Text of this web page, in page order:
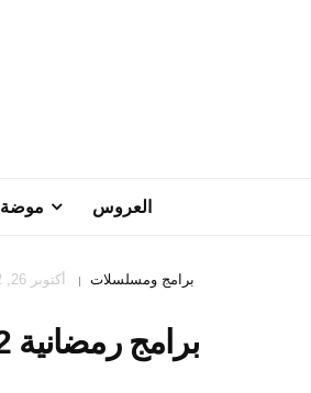
العروس موضة
برامج ومسلسلات | أكتوبر 26, 2012
برامج رمضانية 2012: برنامج يوم في الجنة – الحلقة 26